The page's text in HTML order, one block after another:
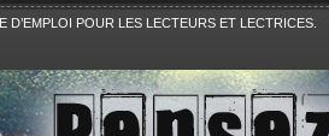
D’EMPLOI POUR LES LECTEURS ET LECTRICES.